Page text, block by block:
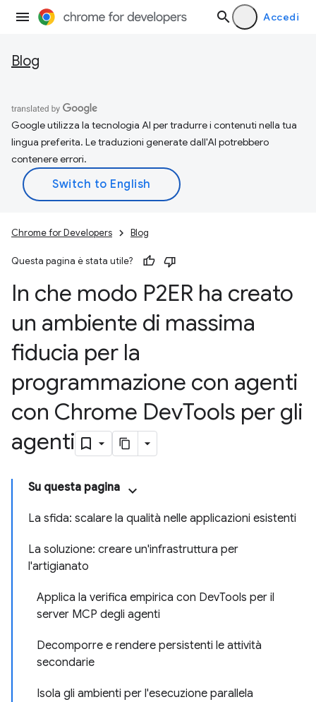
Accedi
Blog
Google utilizza la tecnologia AI per tradurre i contenuti nella tua
lingua preferita. Le traduzioni generate dall'AI potrebbero
contenere errori.
Chrome for Developers Blog
Questa pagina è stata utile?
In che modo P2ER ha creato
un ambiente di massima
fiducia per la
programmazione con agenti
con Chrome DevTools per gli
agenti
Su questa pagina
La sfida: scalare la qualità nelle applicazioni esistenti
La soluzione: creare un'infrastruttura per
l'artigianato
Applica la verifica empirica con DevTools per il
server MCP degli agenti
Decomporre e rendere persistenti le attività
secondarie
Isola gli ambienti per l'esecuzione parallela